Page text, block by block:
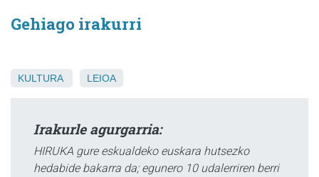
Gehiago irakurri
KULTURA LEIOA
Irakurle agurgarria:
HIRUKA gure eskualdeko euskara hutsezko
hedabide bakarra da; egunero 10 udalerriren berri